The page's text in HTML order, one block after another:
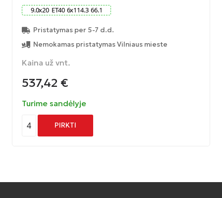
9.0x20 ET40 6x114.3 66.1
Pristatymas per 5-7 d.d.
Nemokamas pristatymas Vilniaus mieste
Kaina už vnt.
537,42 €
Turime sandėlyje
4 PIRKTI